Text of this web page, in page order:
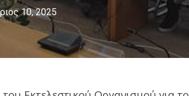
10, 2025